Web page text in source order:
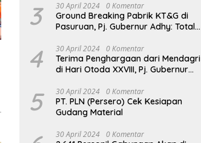
3 30 April 2024 0 Komentar
Ground Breaking Pabrik KT&G di
Pasuruan, Pj. Gubernur Adhy: Total
Serap Ribuan Tenaga Kerja
4 30 April 2024 0 Komentar
Terima Penghargaan dari Mendagri
di Hari Otoda XXVIII, Pj. Gubernur
Reformasi Birokrasi Jadi Kunci
Keberhasilan Jatim
5 30 April 2024 0 Komentar
PT. PLN (Persero) Cek Kesiapan
Gudang Material
30 April 2024 0 Komentar